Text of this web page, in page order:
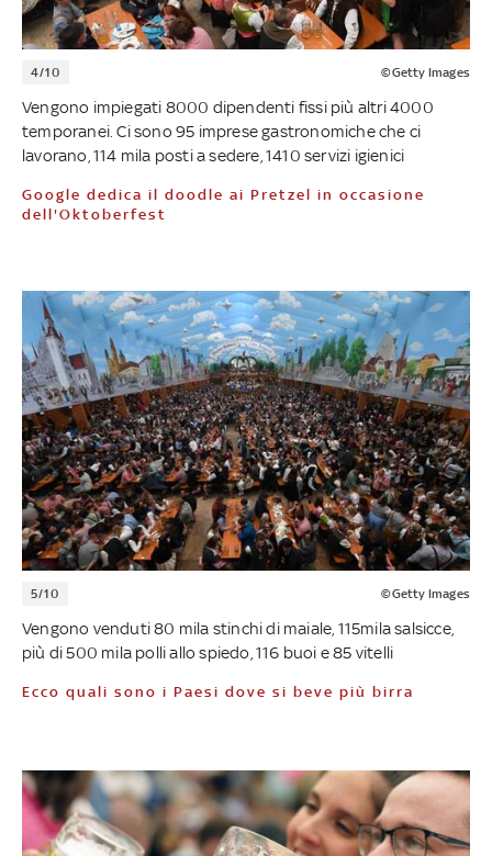
4/10 ©Getty Images
Vengono impiegati 8000 dipendenti fissi più altri 4000
temporanei. Ci sono 95 imprese gastronomiche che ci
lavorano, 114 mila posti a sedere, 1410 servizi igienici
Google dedica il doodle ai Pretzel in occasione
dell'Oktoberfest
5/10 ©Getty Images
Vengono venduti 80 mila stinchi di maiale, 115mila salsicce,
più di 500 mila polli allo spiedo, 116 buoi e 85 vitelli
Ecco quali sono i Paesi dove si beve più birra